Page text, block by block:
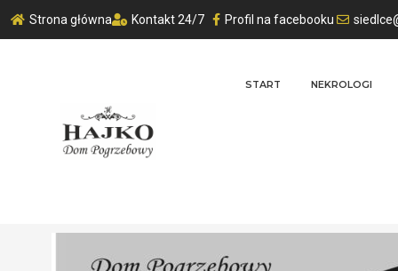
Strona główna Kontakt 24/7 Profil na facebooku
START NEKROLOGI